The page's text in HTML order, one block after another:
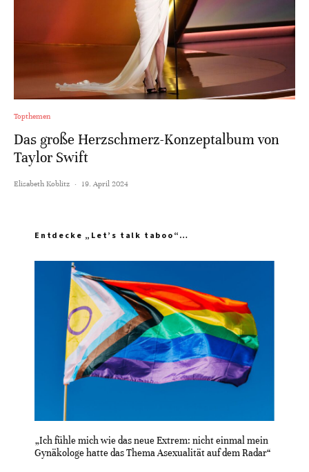
Topthemen
Das große Herzschmerz-Konzeptalbum von
Taylor Swift
Elisabeth Koblitz · 19. April 2024
Entdecke „Let’s talk taboo“…
„Ich fühle mich wie das neue Extrem: nicht einmal mein
Gynäkologe hatte das Thema Asexualität auf dem Radar“